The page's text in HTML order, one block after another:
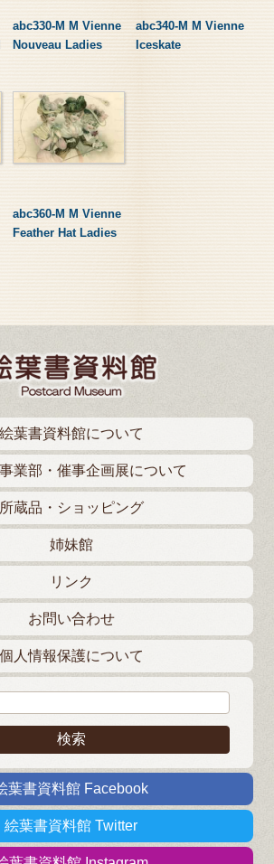
abc330-M M Vienne
Nouveau Ladies
abc340-M M Vienne
Iceskate
abc360-M M Vienne
Feather Hat Ladies
絵葉書資料館について
業部・催事企画展について
所蔵品・ショッピング
姉妹館
リンク
お問い合わせ
個人情報保護について
葉書資料館 Facebook
絵葉書資料館 Twitter